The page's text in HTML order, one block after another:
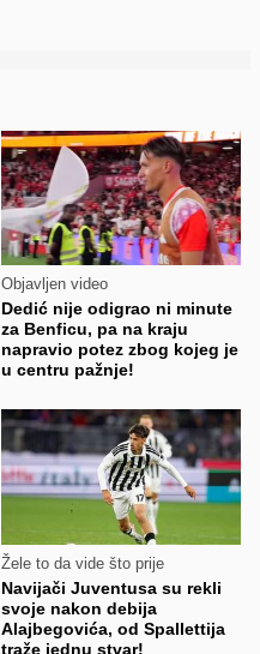
Objavljen video
Dedić nije odigrao ni minute
za Benficu, pa na kraju
napravio potez zbog kojeg je
u centru pažnje!
Žele to da vide što prije
Navijači Juventusa su rekli
svoje nakon debija
Alajbegovića, od Spallettija
traže jednu stvar!